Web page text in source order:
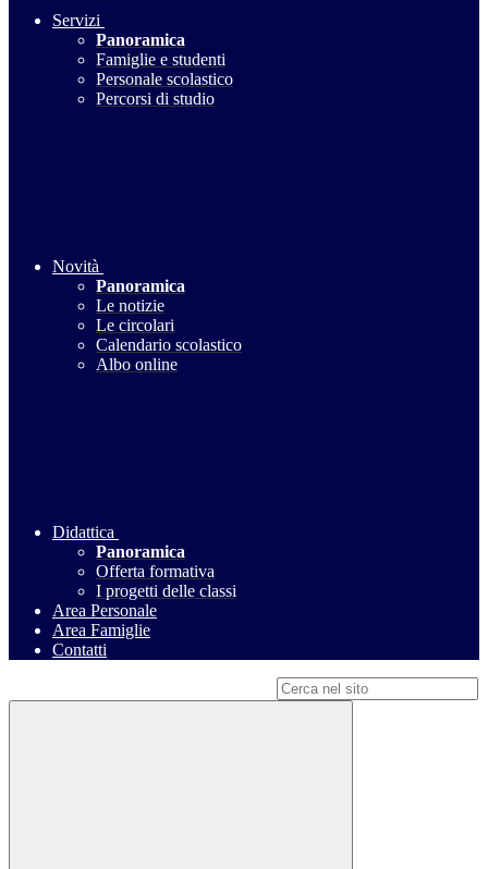
Servizi
Panoramica
Famiglie e studenti
Personale scolastico
Percorsi di studio
Novità
Panoramica
Le notizie
Le circolari
Calendario scolastico
Albo online
Didattica
Panoramica
Offerta formativa
I progetti delle classi
Area Personale
Area Famiglie
Contatti